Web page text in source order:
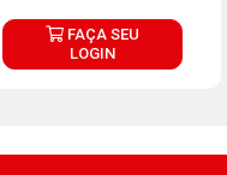
FAÇA SEU
LOGIN